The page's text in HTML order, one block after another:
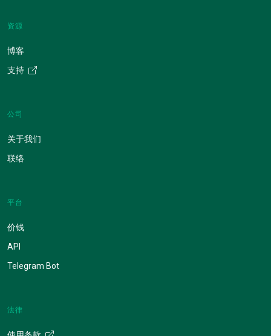
资源
博客
支持
公司
关于我们
联络
平台
价钱
API
Telegram Bot
法律